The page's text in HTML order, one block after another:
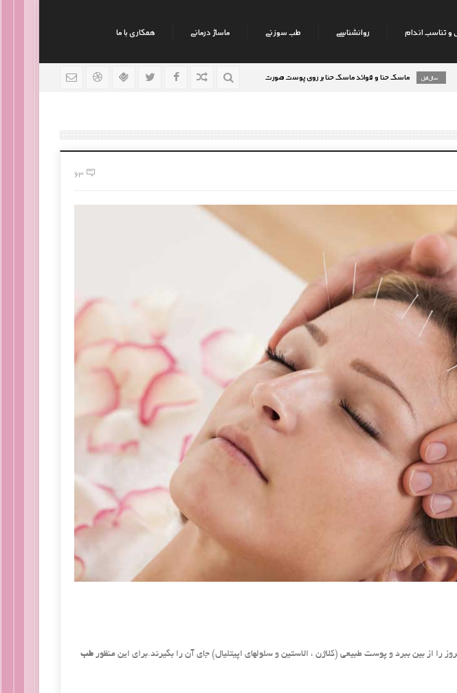
و تناسب اندام روانشناسی طب سوزنی ماساژ درمانی همکاری با ما
و فوائد ماسک حنا بر روی پوست صورت 9 سال قبل نکات جالب روانشناسی رژیم افراد سوداوی
63
را از بین ببرد و پوست طبیعی (کلاژن ، الاستین و سلولهای اپیتلیال) جای آن را بگیرند.برای این منظورطب